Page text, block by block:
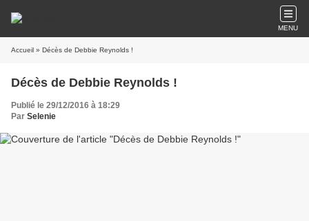
MENU
Accueil » Décès de Debbie Reynolds !
Décès de Debbie Reynolds !
Publié le 29/12/2016 à 18:29
Par Selenie